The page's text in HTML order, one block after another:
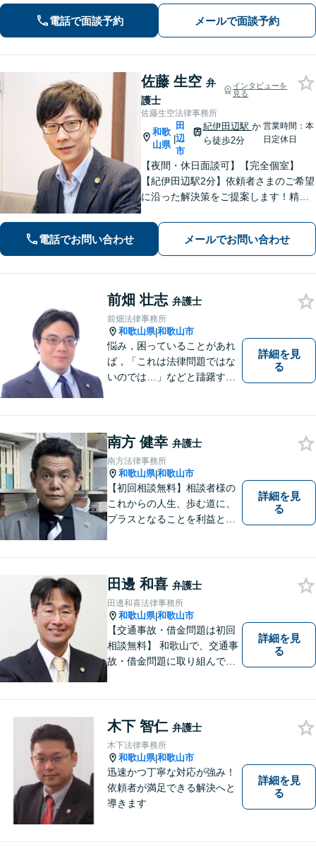
電話で面談予約 メールで面談予約
佐藤 生空 弁
護士
インタビューを
見る
佐藤生空法律事務所
和歌
山県
|
田
辺
市
紀伊田辺駅 か
ら徒歩2分
営業時間：本
日定休日
【夜間・休日面談可】【完全個室】
【紀伊田辺駅2分】依頼者さまのご希望
に沿った解決策をご提案します！精神
交渉の豊富な経験を活かし、賠償金の
増額を目指します【相続問題】不動産
鑑定士等と連携し、最良の相続実現に
向けサポート
電話でお問い合わせ メールでお問い合わせ
前畑 壮志 弁護士
前畑法律事務所
和歌山県|和歌山市
悩み，困っていることがあれ
ば，「これは法律問題ではな
いのでは…」などと躊躇する
おります。弁護士前畑壮志は
全力で，最善の答えを探せる
ようお手伝いいたします。
詳細を見
る
南方 健幸 弁護士
南方法律事務所
和歌山県|和歌山市
【初回相談無料】相談者様の
これからの人生、歩む道に、
プラスとなることを利益と考
ご相談いただくこともありま
す。
詳細を見
る
田邊 和喜 弁護士
田邊和喜法律事務所
和歌山県|和歌山市
【交通事故・借金問題は初回
相談無料】 和歌山で、交通事
故・借金問題に取り組んでて
詳細を見
る
木下 智仁 弁護士
木下法律事務所
和歌山県|和歌山市
迅速かつ丁寧な対応が強み！
依頼者が満足できる解決へと
導きます
詳細を見
る